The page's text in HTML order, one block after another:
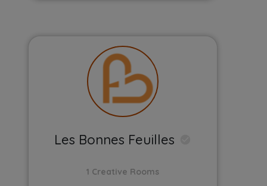
Les Bonnes Feuilles
1 Creative Rooms